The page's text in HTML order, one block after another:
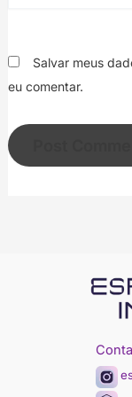
Salvar meus
eu comentar.